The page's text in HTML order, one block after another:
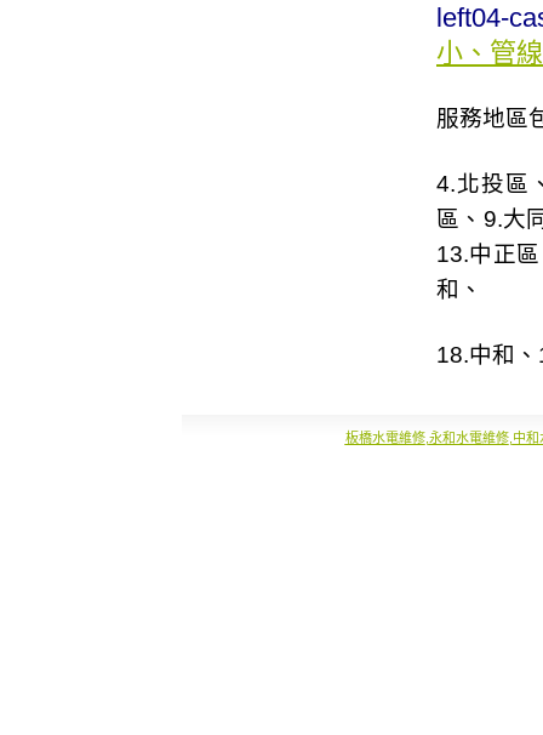
left04-
小、管
服務地區
4.北投區
區 、9.大
13.中正區
和 、
18.中和
板橋水電維修, 永和水電維修, 中和